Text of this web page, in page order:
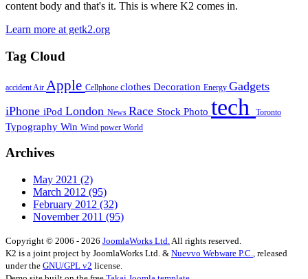
content body and that's it. This is where K2 comes in.
Learn more at getk2.org
Tag Cloud
accident Air Apple Cellphone clothes Decoration Energy Gadgets
iPhone iPod London News Race Stock Photo tech Toronto
Typography Win Wind power World
Archives
May 2021 (2)
March 2012 (95)
February 2012 (32)
November 2011 (95)
Copyright © 2006 - 2026 JoomlaWorks Ltd.All rights reserved.
K2 is a joint project by JoomlaWorks Ltd. & Nuevvo Webware P.C., released
under the GNU/GPL v2 license.